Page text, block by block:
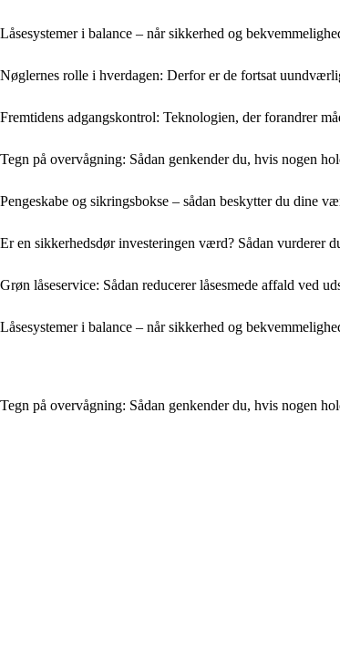
Låsesystemer i balance – når sikkerhed og
Nøglernes rolle i hverdagen: Derfor er de fortsat
Fremtidens adgangskontrol: Teknologien, der forandrer
Tegn på overvågning: Sådan genkender du, hvis nogen
Pengeskabe og sikringsbokse – sådan beskytter du dine
Er en sikkerhedsdør investeringen værd? Sådan vurderer
Grøn låseservice: Sådan reducerer låsesmede affald ved
Låsesystemer i balance – når sikkerhed og
Tegn på overvågning: Sådan genkender du, hvis nogen